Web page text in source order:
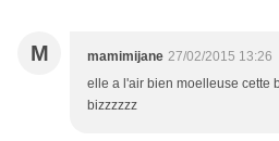
M mamimijane 27/02/2015 13:26
elle a l'air bien moelleuse cette
bizzzzzz